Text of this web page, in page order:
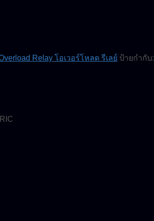
Relay โอเวอร์โหลด รีเลย์ ป้ายกำกับ: